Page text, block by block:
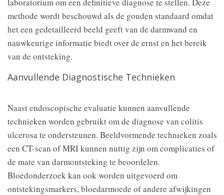
methode wordt beschouwd als de gouden standaard omdat
het een gedetailleerd beeld geeft van de darmwand en
nauwkeurige informatie biedt over de ernst en het bereik
van de ontsteking.
Aanvullende Diagnostische Technieken
Naast endoscopische evaluatie kunnen aanvullende
technieken worden gebruikt om de diagnose van colitis
ulcerosa te ondersteunen. Beeldvormende technieken zoals
een CT-scan of MRI kunnen nuttig zijn om complicaties of
de mate van darmontsteking te beoordelen.
Bloedonderzoek kan ook worden uitgevoerd om
ontstekingsmarkers, bloedarmoede of andere afwijkingen